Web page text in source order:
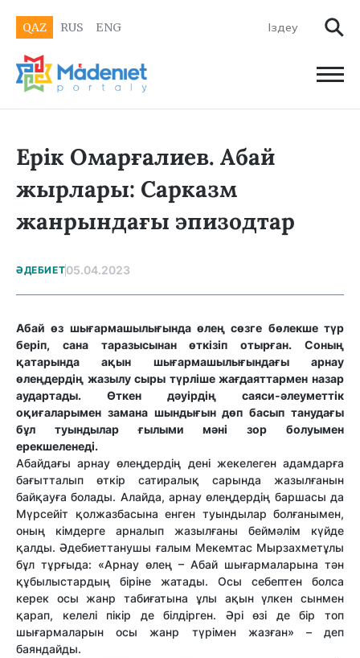
QAZ RUS ENG
Ерік Омарғалиев. Абай
жырлары: Сарказм
жанрындағы эпизодтар
ӘДЕБИЕТ05.04.2023
Абай өз шығармашылығында өлең сөзге бөлекше түр
беріп, сана таразысынан өткізіп отырған. Соның
қатарында ақын шығармашылығындағы арнау
өлеңдердің жазылу сыры түрліше жағдаяттармен назар
аудартады. Өткен дәуірдің саяси-әлеуметтік
оқиғаларымен замана шындығын дөп басып танудағы
бұл туындылар ғылыми мәні зор болуымен
ерекшеленеді.
Абайдағы арнау өлеңдердің дені жекелеген адамдарға
бағытталып өткір сатиралық сарында жазылғанын
байқауға болады. Алайда, арнау өлеңдердің баршасы да
Мүрсейіт қолжазбасына енген туындылар болғанымен,
оның кімдерге арналып жазылғаны беймәлім күйде
қалды. Әдебиеттанушы ғалым Мекемтас Мырзахметұлы
бұл тұрғыда: «Арнау өлең – Абай шығармаларына тән
құбылыстардың біріне жатады. Осы себептен болса
керек осы жанр табиғатына ұлы ақын үлкен сынмен
қарап, келелі пікір де білдірген. Әрі өзі де бір топ
шығармаларын осы жанр түрімен жазған» – деп
баяндайды.